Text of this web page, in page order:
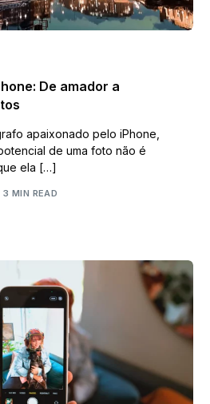
De amador a
apaixonado pelo iPhone,
de uma foto não é
ela […]
3 MIN READ